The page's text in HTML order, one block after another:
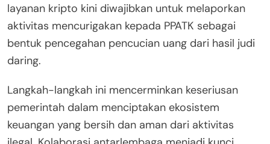
layanan kripto kini diwajibkan untuk melaporkan
aktivitas mencurigakan kepada PPATK sebagai
bentuk pencegahan pencucian uang dari hasil judi
daring.
Langkah-langkah ini mencerminkan keseriusan
pemerintah dalam menciptakan ekosistem
keuangan yang bersih dan aman dari aktivitas